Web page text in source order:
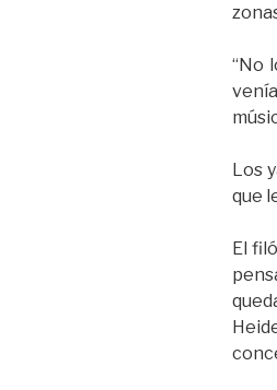
“No
Los
que
El